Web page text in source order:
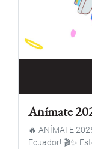
Anímate
🔥 ANÍMATE
Ecuador! 🎬✨